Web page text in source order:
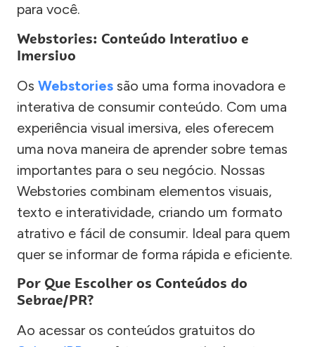
para você.
Webstories: Conteúdo Interativo e
Imersivo
Os Webstories são uma forma inovadora e
interativa de consumir conteúdo. Com uma
experiência visual imersiva, eles oferecem
uma nova maneira de aprender sobre temas
importantes para o seu negócio. Nossas
Webstories combinam elementos visuais,
texto e interatividade, criando um formato
atrativo e fácil de consumir. Ideal para quem
quer se informar de forma rápida e eficiente.
Por Que Escolher os Conteúdos do
Sebrae/PR?
Ao acessar os conteúdos gratuitos do